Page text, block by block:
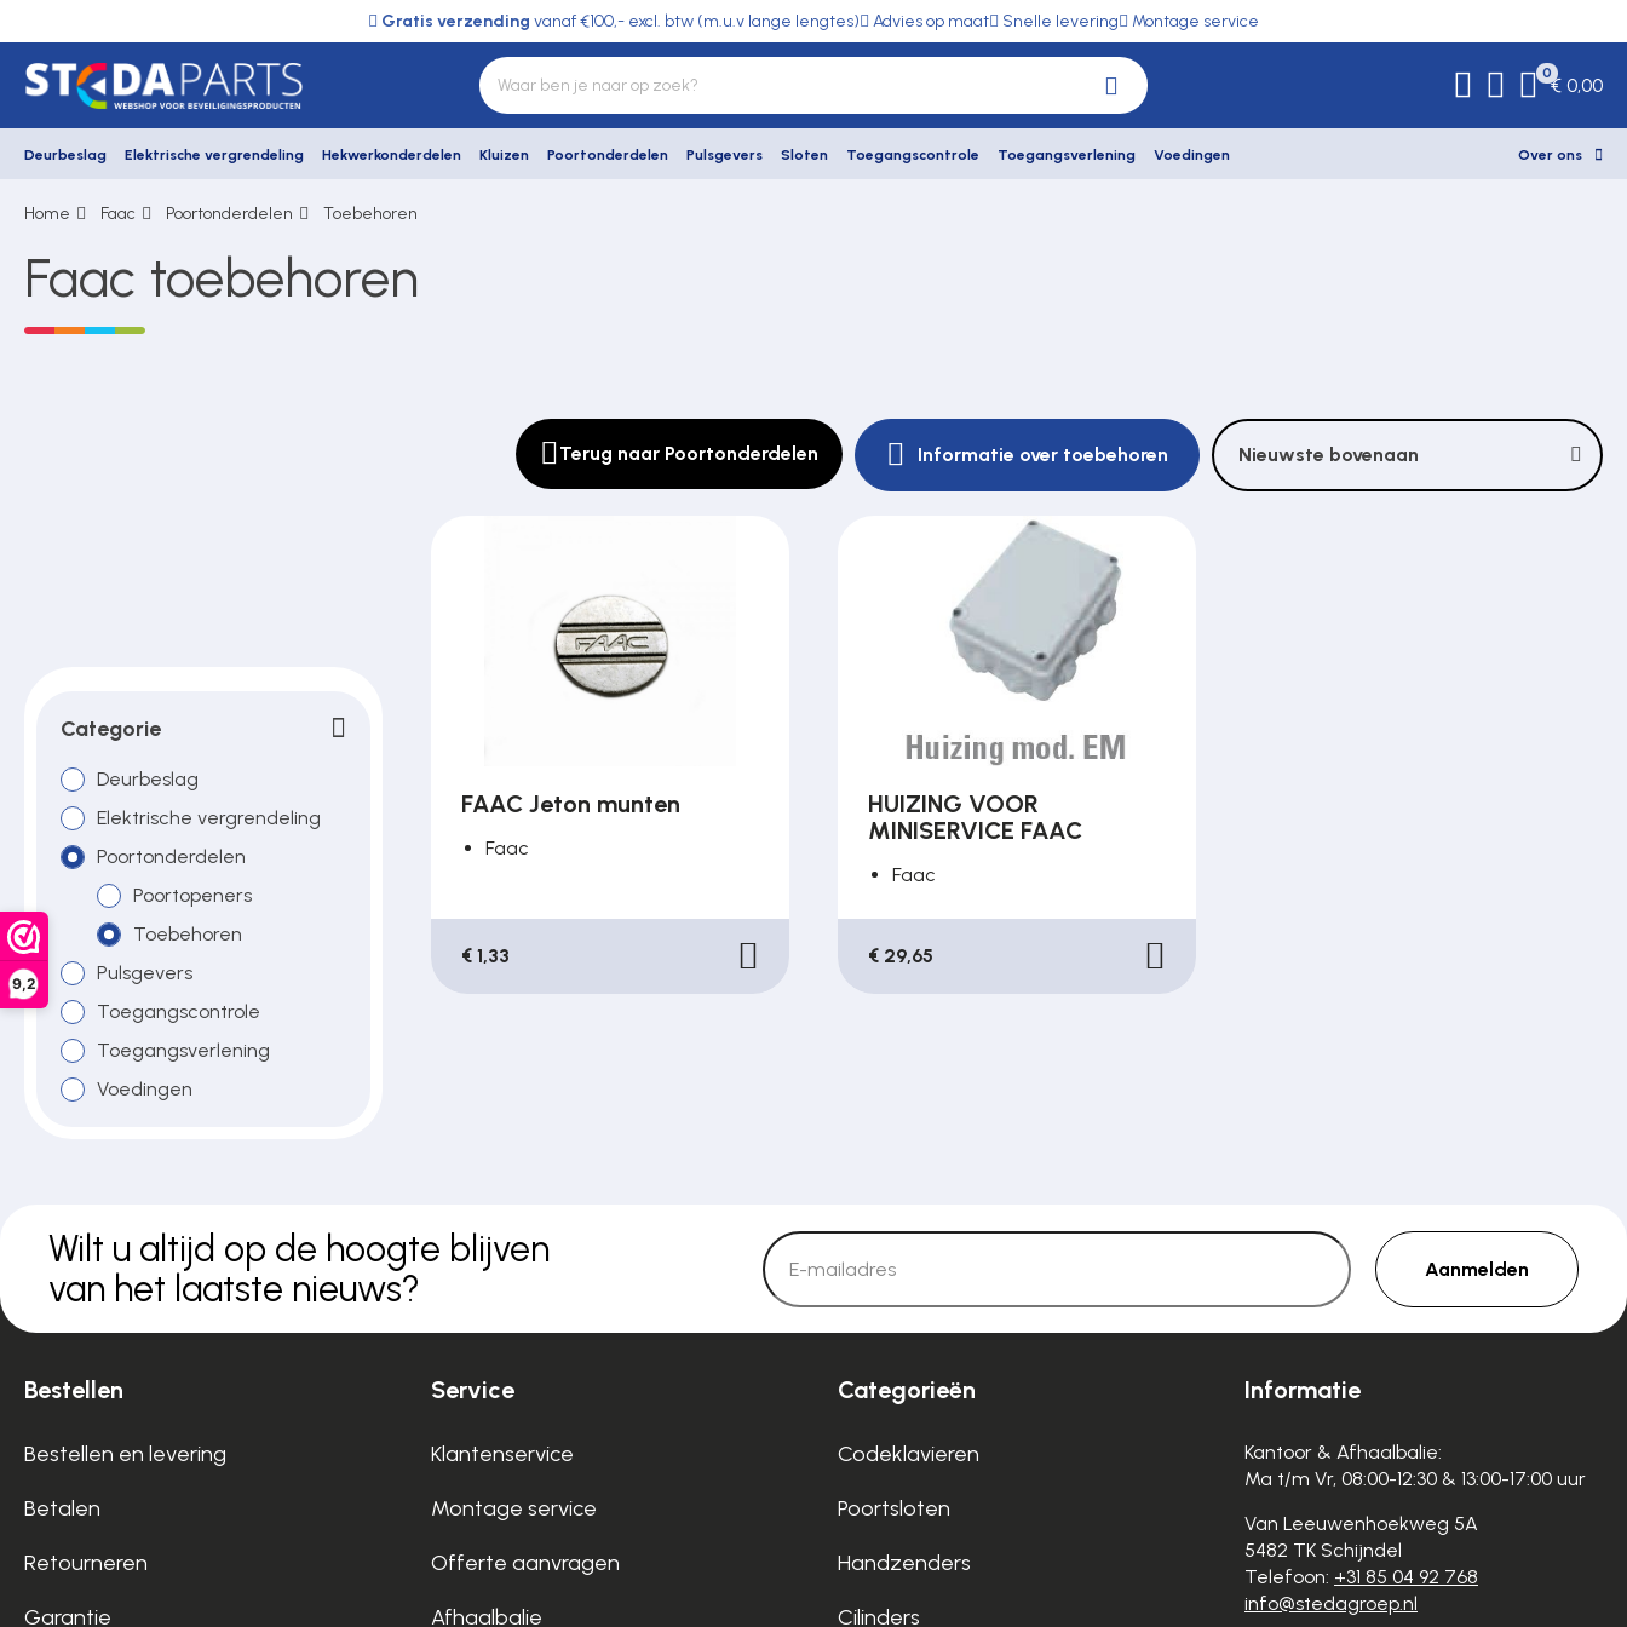
9,2
Gratis verzending vanaf €100,- excl. btw (m.u.v lange lengtes) Advies op maat Snelle levering Montage service
0
€ 0,00
Deurbeslag Elektrische vergrendeling Hekwerkonderdelen Kluizen Poortonderdelen Pulsgevers Sloten Toegangscontrole Toegangsverlening Voedingen Over ons
Deurbeslag
Toegangscontrole
Toegangsverlening
Voedingen
Over ons
Home Faac Poortonderdelen Toebehoren
Faac toebehoren
Terug naar Poortonderdelen Informatie over toebehoren Nieuwste bovenaan
Categorie
Deurbeslag
Elektrische vergrendeling
Poortonderdelen
Poortopeners
Toebehoren
Pulsgevers
Toegangscontrole
Toegangsverlening
Voedingen
FAAC Jeton munten
Faac
€ 1,33
HUIZING VOOR
MINISERVICE FAAC
Faac
€ 29,65
Wilt u altijd op de hoogte blijven
van het laatste nieuws?
Aanmelden
Bestellen
Bestellen en levering
Betalen
Retourneren
Garantie
Service
Klantenservice
Montage service
Offerte aanvragen
Afhaalbalie
Categorieën
Codeklavieren
Poortsloten
Handzenders
Cilinders
Informatie
Kantoor & Afhaalbalie:
Ma t/m Vr, 08:00-12:30 & 13:00-17:00 uur
Van Leeuwenhoekweg 5A
5482 TK Schijndel
Telefoon: +31 85 04 92 768
info@stedagroep.nl